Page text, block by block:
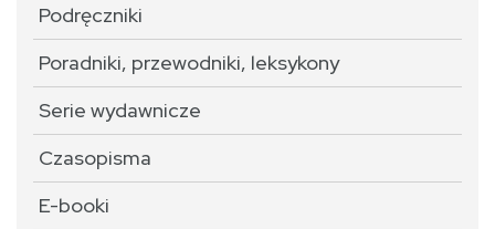
Podręczniki
Poradniki, przewodniki, leksykony
Serie wydawnicze
Czasopisma
E-booki